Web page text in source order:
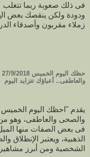
فى ذلك صعوبة ربما تتغلب
ودودة ولكن ينقصك بعض
زملاء مقربون وأصدقاء
والعاطفى.. أعباؤك تتزايد اليوم
يقدم "احظك اليوم
والصحى والعاطفى، وهو من
فى بعض الصفات منها
الذهبية، ويعتبر الإنطلاق
الشخصية ومن أبرز